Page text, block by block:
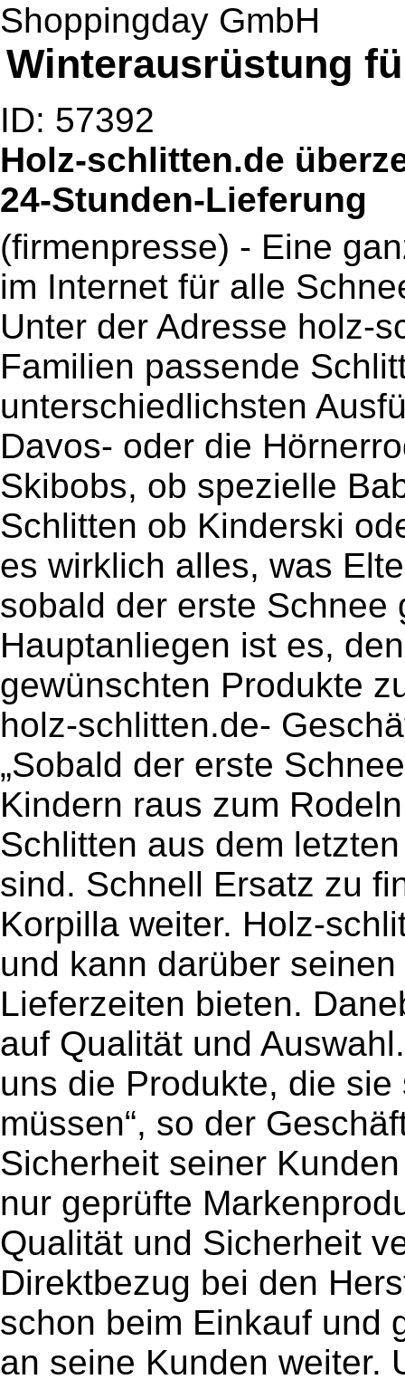
Shoppingday GmbH
Winterausrüstung
ID: 57392
Holz-schlitten.de
24-Stunden-Lieferung
(firmenpresse) - Eine
im Internet für alle
Unter der Adresse holz-
Familien passende
unterschiedlichsten
Davos- oder die
Skibobs, ob spezielle
Schlitten ob Kinderski
es wirklich alles, was
sobald der erste Schnee
Hauptanliegen ist es,
gewünschten Produkte
holz-schlitten.de-
„Sobald der erste
Kindern raus zum
Schlitten aus dem
sind. Schnell Ersatz zu
Korpilla weiter. Holz-
und kann darüber
Lieferzeiten bieten.
auf Qualität und
uns die Produkte, die
müssen“, so der
Sicherheit seiner
nur geprüfte
Qualität und Sicherheit
Direktbezug bei den
schon beim Einkauf und
an seine Kunden weiter.